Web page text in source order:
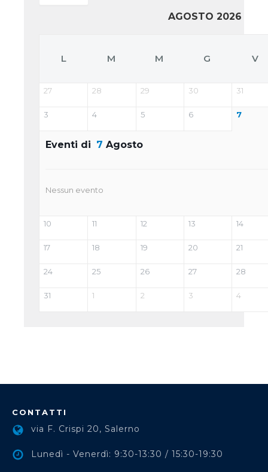
AGOSTO 2026
L M M G V
27 28 29 30 31
3 4 5 6 7
Eventi di 7 Agosto
Nessun evento
10 11 12 13 14
17 18 19 20 21
24 25 26 27 28
31 1 2 3 4
CONTATTI
via F. Crispi 20, Salerno
Lunedì - Venerdì: 9:30-13:30 / 15:30-19:30